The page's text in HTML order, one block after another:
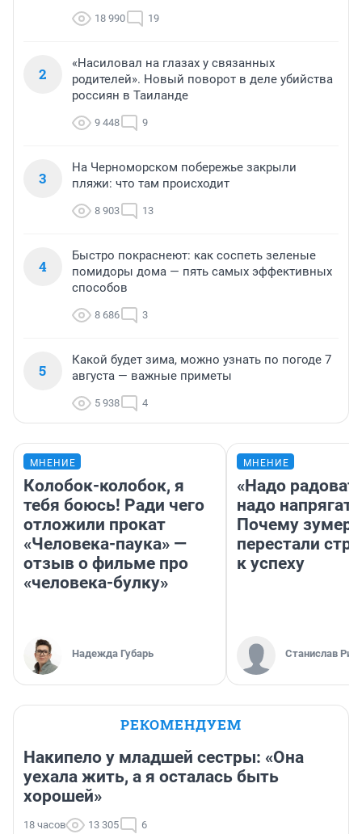
18 990 19
2
«Насиловал на глазах у связанных
родителей». Новый поворот в деле убийства
россиян в Таиланде
9 448 9
3
На Черноморском побережье закрыли
пляжи: что там происходит
8 903 13
4
Быстро покраснеют: как соспеть зеленые
помидоры дома — пять самых эффективных
способов
8 686 3
5
Какой будет зима, можно узнать по погоде 7
августа — важные приметы
5 938 4
МНЕНИЕ
Колобок-колобок, я
тебя боюсь! Ради чего
отложили прокат
«Человека-паука» —
отзыв о фильме про
«человека-булку»
Надежда Губарь
МНЕНИЕ
«Надо
надо
Почему
перестали
к успеху
Станислав
РЕКОМЕНДУЕМ
Накипело у младшей сестры: «Она
уехала жить, а я осталась быть
хорошей»
18 часов 13 305 6